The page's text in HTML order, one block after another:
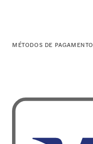
MÉTODOS DE PAGAMENTO